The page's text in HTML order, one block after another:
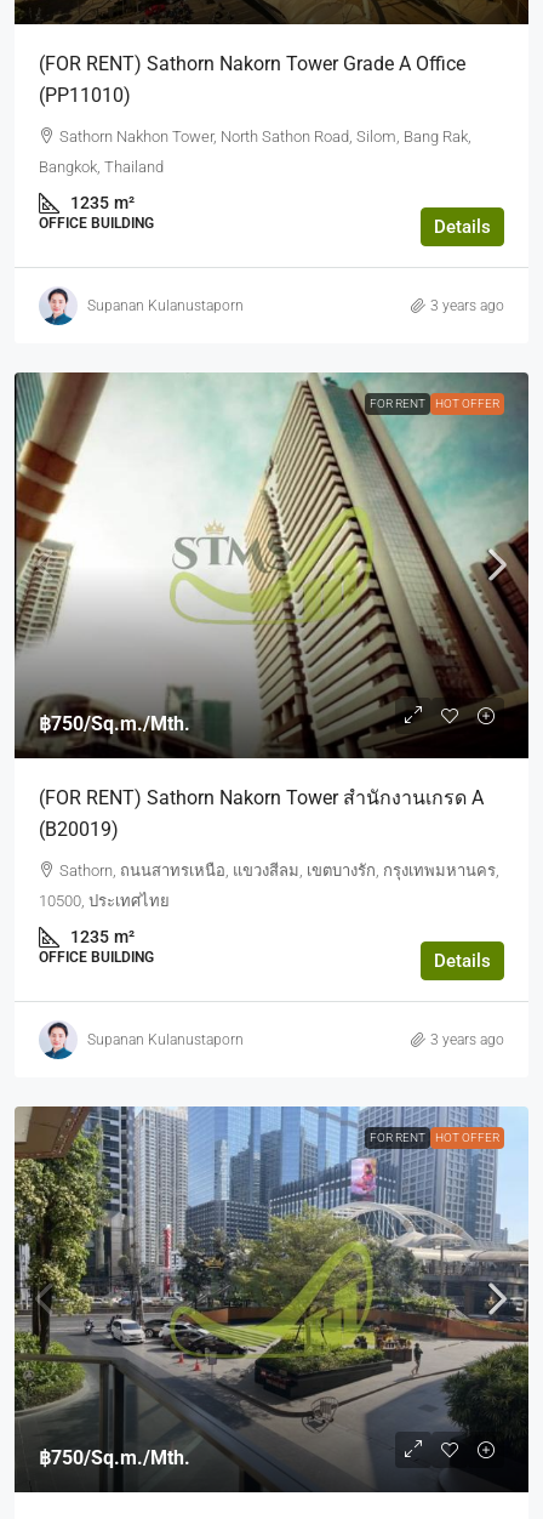
(FOR RENT) Sathorn Nakorn Tower Grade A Office
(PP11010)
Sathorn Nakhon Tower, North Sathon Road, Silom, Bang Rak,
Bangkok, Thailand
1235 m²
OFFICE BUILDING Details
Supanan Kulanustaporn 3 years ago
FOR RENT HOT OFFER
฿750/Sq.m./Mth.
(FOR RENT) Sathorn Nakorn Tower สำนักงานเกรด A
(B20019)
Sathorn, ถนนสาทรเหนือ, แขวงสีลม, เขตบางรัก, กรุงเทพมหานคร,
10500, ประเทศไทย
1235 m²
OFFICE BUILDING Details
Supanan Kulanustaporn 3 years ago
FOR RENT HOT OFFER
฿750/Sq.m./Mth.